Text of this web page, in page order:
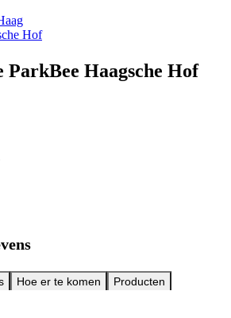
Hof
ParkBee Haagsche Hof
Hoe er te komen Producten